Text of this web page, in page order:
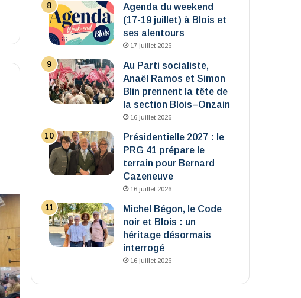
Agenda du weekend
(17-19 juillet) à Blois et
ses alentours
17 juillet 2026
Au Parti socialiste,
Anaël Ramos et Simon
Blin prennent la tête de
la section Blois–Onzain
16 juillet 2026
Présidentielle 2027 : le
PRG 41 prépare le
terrain pour Bernard
Cazeneuve
16 juillet 2026
Michel Bégon, le Code
noir et Blois : un
héritage désormais
interrogé
16 juillet 2026